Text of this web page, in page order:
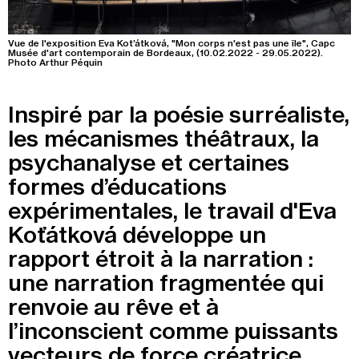
Menu
Recherche
Recherche
Prochainement
Aujourd'hui
Pollen
Cool Kids Space
Trevor Yeung, "Jardin des neuf soleils"
Blackground : murmures des mornes
Alexandra Bircken, SomaSemaSoma
Vue de l'exposition Eva Kot’átková, "Mon corps n'est pas une île", Capc
Musée d'art contemporain de Bordeaux, (10.02.2022 - 29.05.2022).
Photo Arthur Péquin
Inspiré par la poésie surréaliste,
les mécanismes théâtraux, la
psychanalyse et certaines
formes d’éducations
expérimentales, le travail d'Eva
Koťátková développe un
rapport étroit à la narration :
une narration fragmentée qui
renvoie au rêve et à
l’inconscient comme puissants